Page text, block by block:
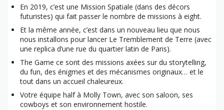
En 2019, c’est une Mission Spatiale (dans des décors
futuristes) qui fait passer le nombre de missions à eight.
Et la même année, c’est dans un nouveau lieu que nous
nous installons pour lancer Le Tremblement de Terre (avec
une replica d’une rue du quartier latin de Paris).
The Game ce sont des missions axées sur du storytelling,
du fun, des énigmes et des mécanismes originaux… et le
tout dans un accueil chaleureux.
Votre équipe half à Molly Town, avec son saloon, ses
cowboys et son environnement hostile.